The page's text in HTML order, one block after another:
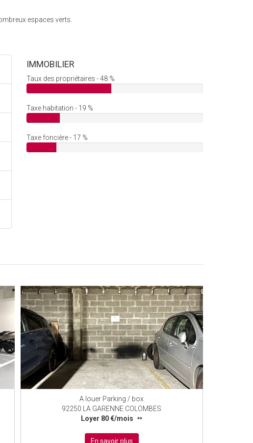
espaces verts.
IMMOBILIER
Taux des propriétaires - 48 %
Taxe habitation - 19 %
Taxe foncière - 17 %
A louer Parking / box
92250 LA GARENNE COLOMBES
Loyer 80 €/mois
**
En savoir plus